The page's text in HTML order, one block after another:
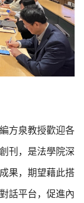
方泉教授歡迎各
刊，是法學院深
果，期望藉此搭
話平台，促進內